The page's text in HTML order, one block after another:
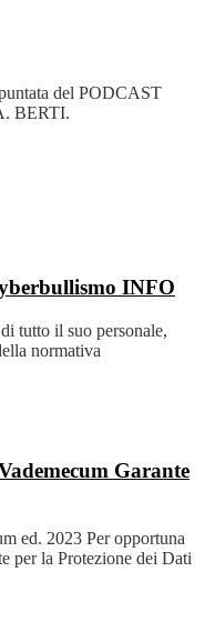
del PODCAST
BERTI.
INFO
tutto il suo personale,
normativa
Garante
ed. 2023 Per opportuna
per la Protezione dei Dati